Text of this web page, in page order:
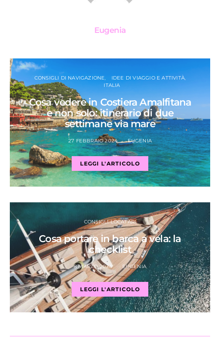
Eugenia
CONSIGLI DI NAVIGAZIONE
IDEE DI VIAGGIO E ATTIVITÀ
ITALIA
Cosa vedere in Costiera Amalfitana
e non solo: itinerario di due
settimane via mare
27 FEBBRAIO 2024 EUGENIA
LEGGI L'ARTICOLO
CONSIGLI LOCATARI
Cosa portare in barca a vela: la
checklist
8 MARZO 2024 EUGENIA
LEGGI L'ARTICOLO